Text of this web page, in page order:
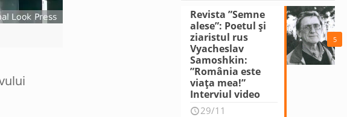
5
Revista ”Semne
alese”: Poetul și
ziaristul rus
Vyacheslav
Samoshkin:
”România este
viața mea!”
Interviul video
29/11